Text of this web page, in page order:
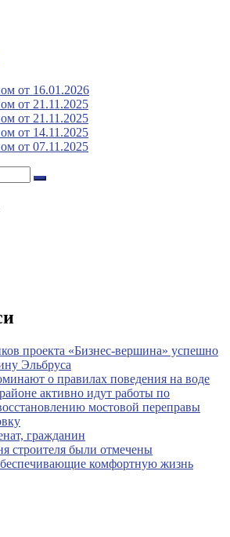
от 16.01.2026
от 21.11.2025
от 21.11.2025
от 14.11.2025
от 07.11.2025
Поиск
проекта «Бизнес‑вершина» успешно
Эльбруса
о правилах поведения на воде
активно идут работы по
мостовой переправы
гражданин
строителя были отмечены
комфортную жизнь